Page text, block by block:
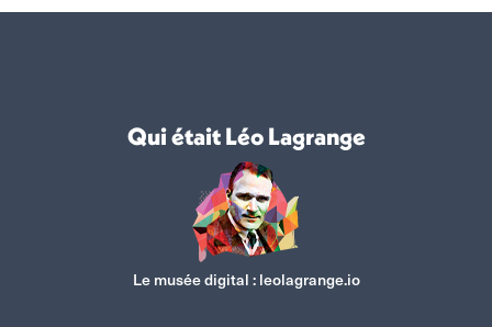
Qui était Léo Lagrange
Le musée digital : leolagrange.io